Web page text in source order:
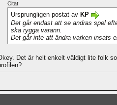
Citat:
Ursprungligen postat av KP
Det går endast att se andras spel
ska rygga varann.
Det går inte att ändra varken insats
Det är helt enkelt väldigt lite folk